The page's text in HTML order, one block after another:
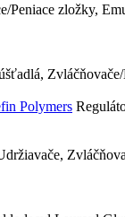
Peniace zložky,
Polymers